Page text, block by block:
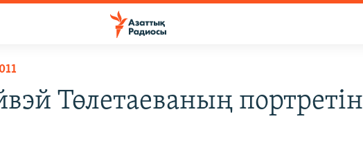
Төлетаеваның портретін